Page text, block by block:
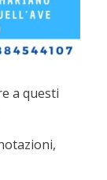
a questi